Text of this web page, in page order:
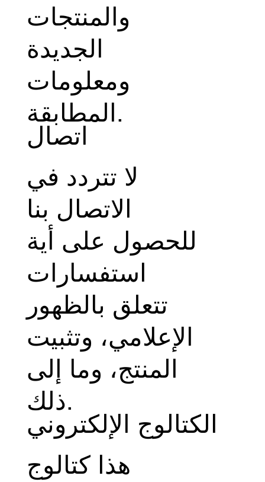
والمنتجات
الجديدة
ومعلومات
المطابقة.
اتصال
لا تتردد في
الاتصال بنا
للحصول على أية
استفسارات
تتعلق بالظهور
الإعلامي، وتثبيت
المنتج، وما إلى
ذلك.
الكتالوج الإلكتروني
هذا كتالوج